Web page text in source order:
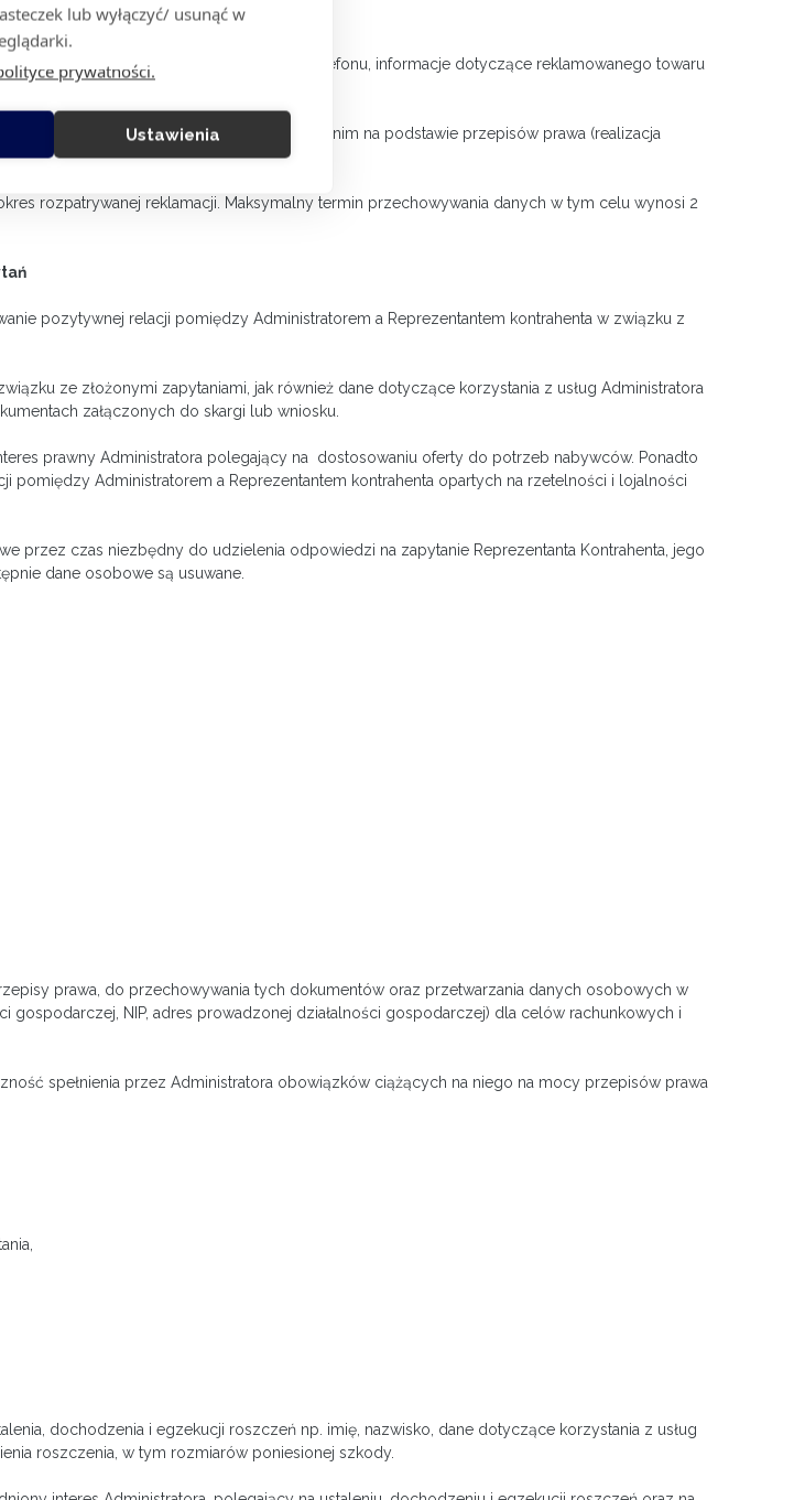
lub wyłączyć/ usunąć w
prywatności.
Ustawienia
materiałów izolacyjnych.
imię, nazwisko, adres e-mail, nr telefonu, informacje dotyczące reklamowanego towaru
obowiązku prawnego ciążącego na nim na podstawie przepisów prawa (realizacja
rozpatrywanej reklamacji. Maksymalny termin przechowywania danych w tym celu wynosi 2
pozytywnej relacji pomiędzy Administratorem a Reprezentantem kontrahenta w związku z
ze złożonymi zapytaniami, jak również dane dotyczące korzystania z usług Administratora
załączonych do skargi lub wniosku.
prawny Administratora polegający na dostosowaniu oferty do potrzeb nabywców. Ponadto
Administratorem a Reprezentantem kontrahenta opartych na rzetelności i lojalności
przez czas niezbędny do udzielenia odpowiedzi na zapytanie Reprezentanta Kontrahenta, jego
dane osobowe są usuwane.
prawa, do przechowywania tych dokumentów oraz przetwarzania danych osobowych w
gospodarczej, NIP, adres prowadzonej działalności gospodarczej) dla celów rachunkowych i
spełnienia przez Administratora obowiązków ciążących na niego na mocy przepisów prawa
dochodzenia i egzekucji roszczeń np. imię, nazwisko, dane dotyczące korzystania z usług
roszczenia, w tym rozmiarów poniesionej szkody.